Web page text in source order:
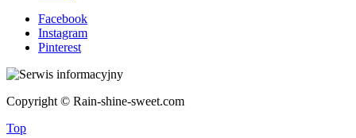
Facebook
Instagram
Pinterest
Copyright © Rain-shine-sweet.com
Top